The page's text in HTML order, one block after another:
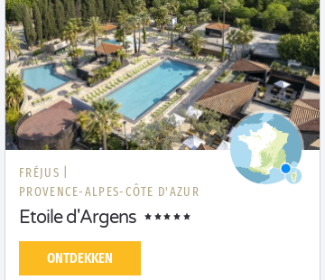
FRÉJUS |
PROVENCE-ALPES-CÔTE D'AZUR
Etoile d'Argens
ONTDEKKEN